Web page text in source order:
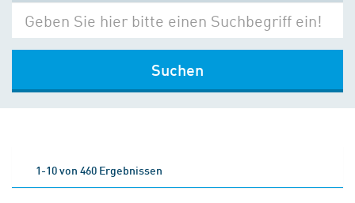
Suchen
1-10 von 460 Ergebnissen